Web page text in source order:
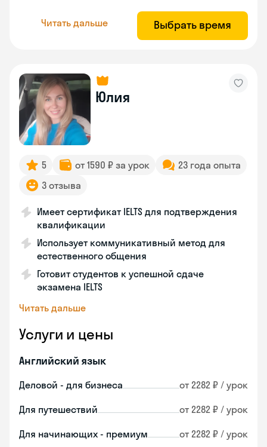
Читать дальше Выбрать время
Юлия
5 от 1590 ₽ за урок
23 года опыта
3 отзыва
Имеет сертификат IELTS для подтверждения
квалификации
Использует коммуникативный метод для
естественного общения
Готовит студентов к успешной сдаче
экзамена IELTS
Читать дальше
Услуги и цены
Английский язык
Деловой - для бизнеса от 2282 ₽ / урок
Для путешествий от 2282 ₽ / урок
Для начинающих - премиум от 2282 ₽ / урок